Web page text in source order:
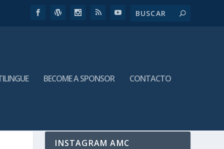
BECOME A SPONSOR CONTACTO
INSTAGRAM AMC